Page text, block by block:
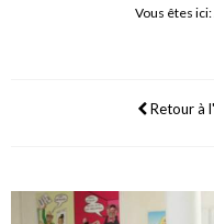
Vous êtes ici:
Retour à